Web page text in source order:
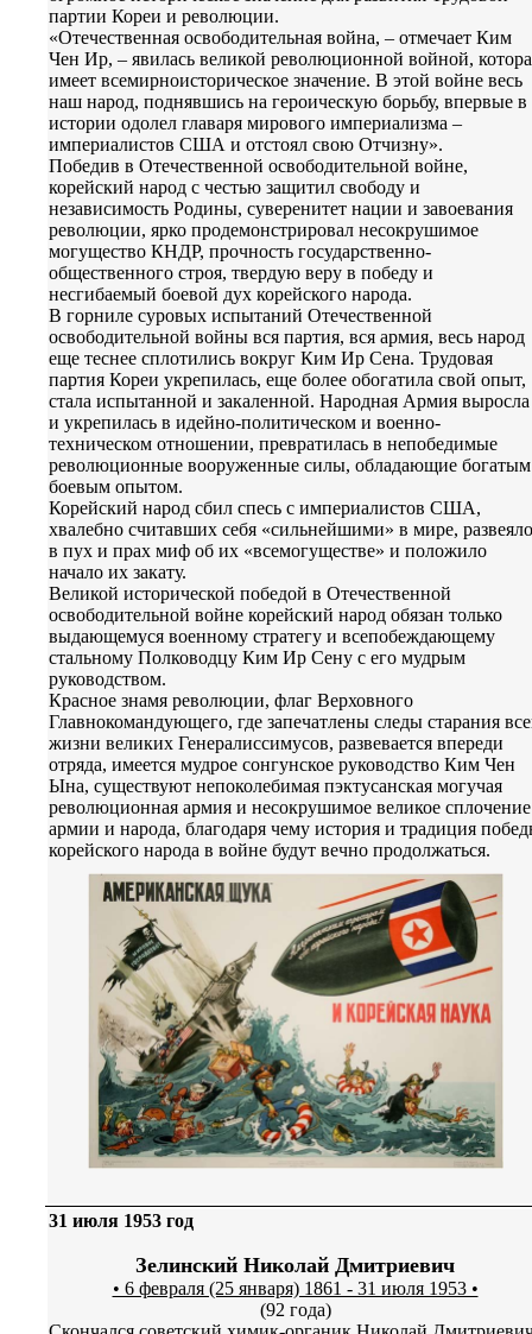
партии Кореи и революции.
«Отечественная освободительная война, – отмечает Ким
Чен Ир, – явилась великой революционной войной,
имеет всемирноисторическое значение. В этой войне весь
наш народ, поднявшись на героическую борьбу, впервые в
истории одолел главаря мирового империализма –
империалистов США и отстоял свою Отчизну».
Победив в Отечественной освободительной войне,
корейский народ с честью защитил свободу и
независимость Родины, суверенитет нации и завоевания
революции, ярко продемонстрировал несокрушимое
могущество КНДР, прочность государственно-
общественного строя, твердую веру в победу и
несгибаемый боевой дух корейского народа.
В горниле суровых испытаний Отечественной
освободительной войны вся партия, вся армия, весь народ
еще теснее сплотились вокруг Ким Ир Сена. Трудовая
партия Кореи укрепилась, еще более обогатила свой опыт,
стала испытанной и закаленной. Народная Армия выросла
и укрепилась в идейно-политическом и военно-
техническом отношении, превратилась в непобедимые
революционные вооруженные силы, обладающие богатым
боевым опытом.
Корейский народ сбил спесь с империалистов США,
хвалебно считавших себя «сильнейшими» в мире, развеяло
в пух и прах миф об их «всемогуществе» и положило
начало их закату.
Великой исторической победой в Отечественной
освободительной войне корейский народ обязан только
выдающемуся военному стратегу и всепобеждающему
стальному Полководцу Ким Ир Сену с его мудрым
руководством.
Красное знамя революции, флаг Верховного
Главнокомандующего, где запечатлены следы старания
жизни великих Генералиссимусов, развевается впереди
отряда, имеется мудрое сонгунское руководство Ким Чен
Ына, существуют непоколебимая пэктусанская могучая
революционная армия и несокрушимое великое сплочение
армии и народа, благодаря чему история и традиция
корейского народа в войне будут вечно продолжаться.
31 июля 1953 год
Зелинский Николай Дмитриевич
• 6 февраля (25 января) 1861 - 31 июля 1953 •
(92 года)